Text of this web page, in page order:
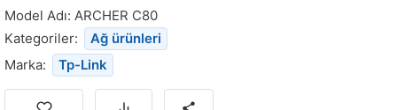
ürün
stoğa
döndüğünde
bildirim
almak
Model Adı: ARCHER C80
Kategoriler:
Ağ ürünleri
Marka:
Tp-Link